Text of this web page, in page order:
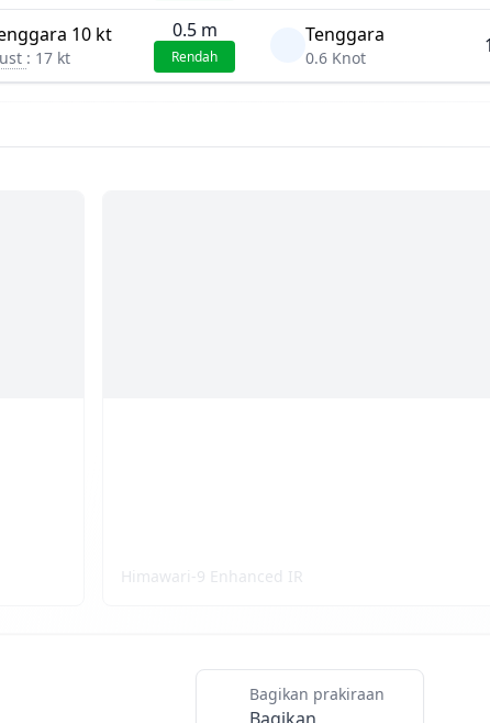
10 kt
: 17 kt
0.5 m
Rendah
Tenggara
0.6 Knot
Himawari-9 Enhanced IR
Bagikan prakiraan